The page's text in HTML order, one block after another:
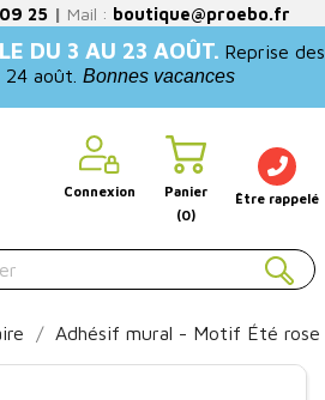
25 | Mail : boutique@proebo.fr
DU 3 AU 23 AOÛT. Reprise des
août. Bonnes vacances
Connexion
Panier
(0)
Être rappelé
Adhésif mural - Motif Été rose